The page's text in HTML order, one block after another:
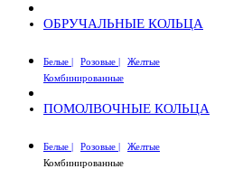
ОБРУЧАЛЬНЫЕ КОЛЬЦА
Белые | Розовые |
Желтые
Комбинированные
ПОМОЛВОЧНЫЕ КОЛЬЦА
Белые | Розовые |
Желтые
Комбинированные